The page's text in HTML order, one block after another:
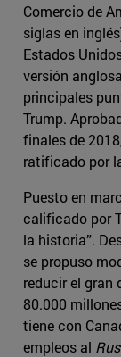
Comercio de
siglas en
Estados
versión
principales
Trump.
finales de
ratificado por
Puesto en
calificado por
la historia”.
se propuso
reducir el
80.000
tiene con
empleos al